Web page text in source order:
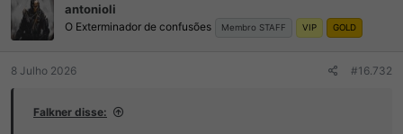
antonioli
O Exterminador de confusões Membro STAFF VIP GOLD
8 Julho 2026 #16.732
Falkner disse: